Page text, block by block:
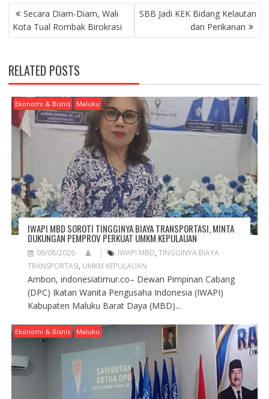
P
O
S
N
A
V
G
A
N
Secara Diam-Diam, Wali
Kota Tual Rombak Birokrasi
SBB Jadi KEK Bidang Kelautan
dan Perikanan
RELATED POSTS
Ekonomi & Bisnis Maluku
IWAPI MBD SOROTI TINGGINYA BIAYA TRANSPORTASI, MINTA
DUKUNGAN PEMPROV PERKUAT UMKM KEPULAUAN
06/08/2026 IWAPI MBD, TINGGINYA BIAYA
TRANSPORTASI, UMKM KEPULAUAN
Ambon, indonesiatimur.co– Dewan Pimpinan Cabang
(DPC) Ikatan Wanita Pengusaha Indonesia (IWAPI)
Kabupaten Maluku Barat Daya (MBD)...
Ekonomi & Bisnis Maluku